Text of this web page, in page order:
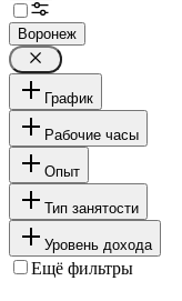
Воронеж
График
Рабочие часы
Опыт
Тип занятости
Уровень дохода
Ещё фильтры